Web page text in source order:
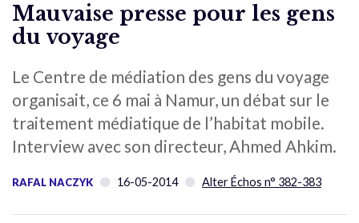
Mauvaise presse pour les gens
du voyage
Le Centre de médiation des gens du voyage
organisait, ce 6 mai à Namur, un débat sur le
traitement médiatique de l’habitat mobile.
Interview avec son directeur, Ahmed Ahkim.
RAFAL NACZYK 16-05-2014 Alter Échos n° 382-383